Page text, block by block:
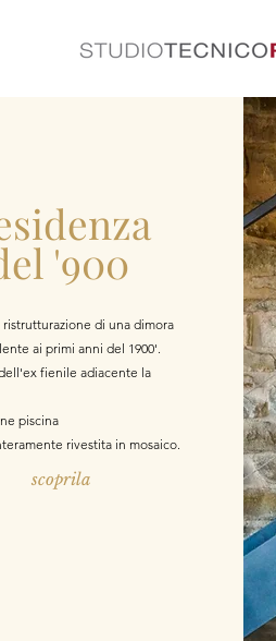
'900
di una dimora
ai primi anni del 1900'.
fienile adiacente la
piscina
rivestita in mosaico.
scoprila